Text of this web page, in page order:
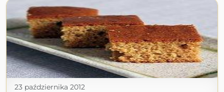
23 października 2012